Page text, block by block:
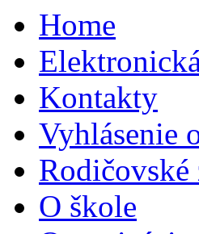
Home
Kontakty
Vyhlásenie
O škole